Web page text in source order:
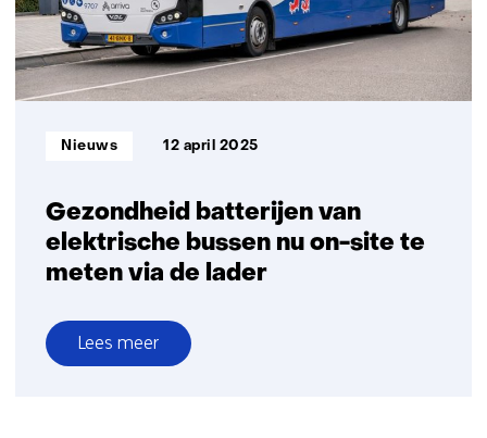
Gezondheid batterijen van
elektrische bussen nu on-site te
meten via de lader
Informatietype:
Nieuws 12 april 2025
Lees meer
over